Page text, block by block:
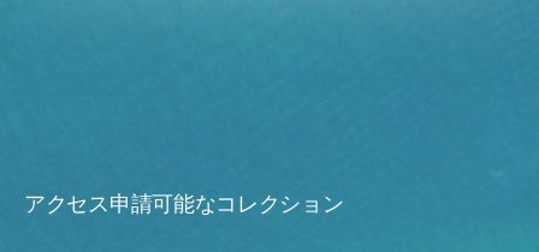
アクセス申請可能なコレクション